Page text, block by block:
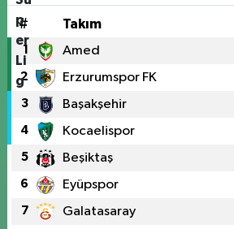
# Takım
1 Amed
2 Erzurumspor FK
3 Başakşehir
4 Kocaelispor
5 Beşiktaş
6 Eyüpspor
7 Galatasaray